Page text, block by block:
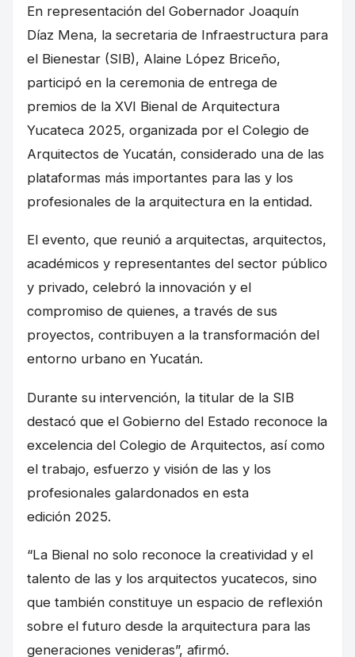
En representación del Gobernador Joaquín
Díaz Mena, la secretaria de Infraestructura para
el Bienestar (SIB), Alaine López Briceño,
participó en la ceremonia de entrega de
premios de la XVI Bienal de Arquitectura
Yucateca 2025, organizada por el Colegio de
Arquitectos de Yucatán, considerado una de las
plataformas más importantes para las y los
profesionales de la arquitectura en la entidad.
El evento, que reunió a arquitectas, arquitectos,
académicos y representantes del sector público
y privado, celebró la innovación y el
compromiso de quienes, a través de sus
proyectos, contribuyen a la transformación del
entorno urbano en Yucatán.
Durante su intervención, la titular de la SIB
destacó que el Gobierno del Estado reconoce la
excelencia del Colegio de Arquitectos, así como
el trabajo, esfuerzo y visión de las y los
profesionales galardonados en esta
edición 2025.
“La Bienal no solo reconoce la creatividad y el
talento de las y los arquitectos yucatecos, sino
que también constituye un espacio de reflexión
sobre el futuro desde la arquitectura para las
generaciones venideras”, afirmó.